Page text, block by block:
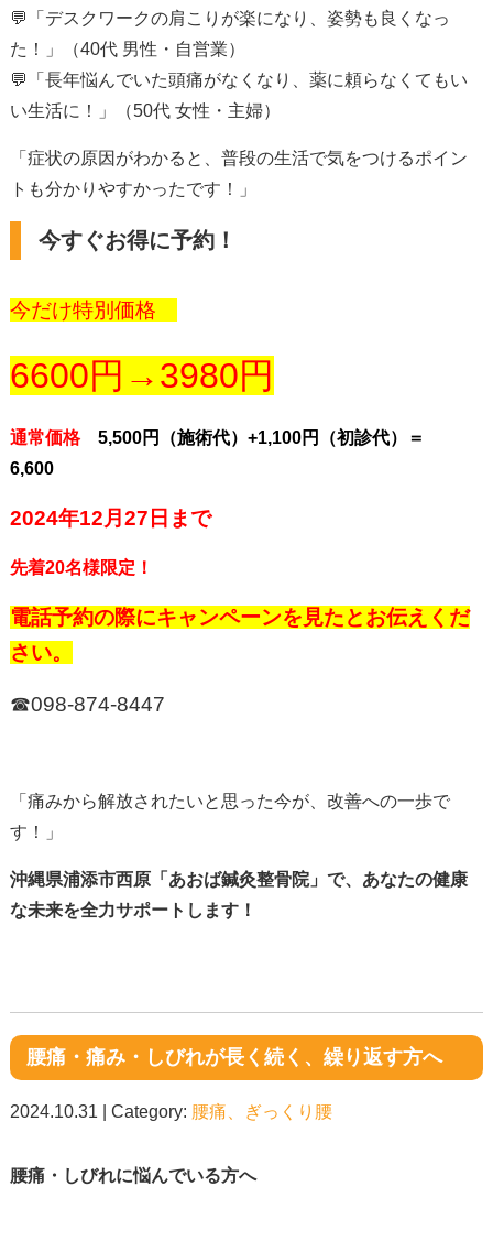
💬「デスクワークの肩こりが楽になり、姿勢も良くなっ
た！」（40代 男性・自営業）
💬「長年悩んでいた頭痛がなくなり、薬に頼らなくてもい
い生活に！」（50代 女性・主婦）
「症状の原因がわかると、普段の生活で気をつけるポイン
トも分かりやすかったです！」
今すぐお得に予約！
今だけ特別価格
6600円→3980円
通常価格 5,500円
（施術代）+1,100円（初診代）＝
6,600
2024年12月27日まで
先着20名様限定！
電話予約の際にキャンペーンを見たとお伝えくだ
さい。
☎098-874-8447
「痛みから解放されたいと思った今が、改善への一歩で
す！」
沖縄県浦添市西原「あおば鍼灸整骨院」で、あなたの健康
な未来を全力サポートします！
腰痛・痛み・しびれが長く続く、繰り返す方へ
2024.10.31 | Category: 腰痛、ぎっくり腰
腰痛・しびれに悩んでいる方へ